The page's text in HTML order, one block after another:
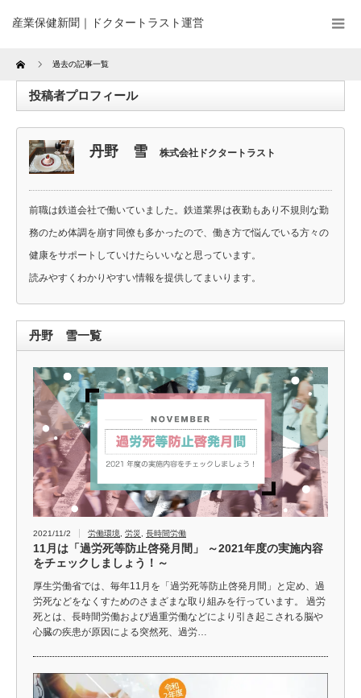
産業保健新聞｜ドクタートラスト運営
Home 過去の記事一覧
投稿者プロフィール
丹野 雪 株式会社ドクタートラスト
前職は鉄道会社で働いていました。鉄道業界は夜勤もあり不規則な勤
務のため体調を崩す同僚も多かったので、働き方で悩んでいる方々の
健康をサポートしていけたらいいなと思っています。
読みやすくわかりやすい情報を提供してまいります。
丹野 雪一覧
2021/11/2 労働環境 労災 長時間労働
11月は「過労死等防止啓発月間」 ～2021年度の実施内容
をチェックしましょう！～
厚生労働省では、毎年11月を「過労死等防止啓発月間」と定め、過
労死などをなくすためのさまざまな取り組みを行っています。 過労
死とは、長時間労働および過重労働などにより引き起こされる脳や
心臓の疾患が原因による突然死、過労…